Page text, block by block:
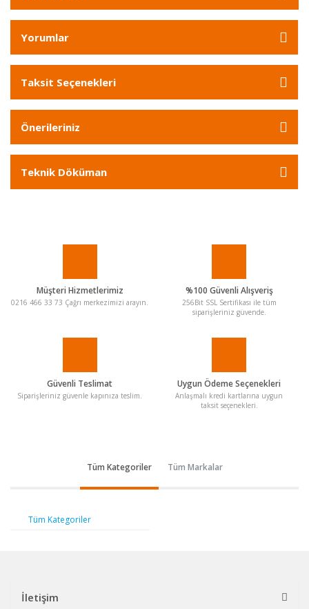
Yorumlar
Taksit Seçenekleri
Önerileriniz
Teknik Döküman
Müşteri Hizmetlerimiz
0216 466 33 73 Çağrı merkezimizi arayın.
%100 Güvenli Alışveriş
256Bit SSL Sertifikası ile tüm
siparişleriniz güvende.
Güvenli Teslimat
Siparişleriniz güvenle kapınıza teslim.
Uygun Ödeme Seçenekleri
Anlaşmalı kredi kartlarına uygun
taksit seçenekleri.
Tüm Kategoriler Tüm Markalar
Tüm Kategoriler
İletişim